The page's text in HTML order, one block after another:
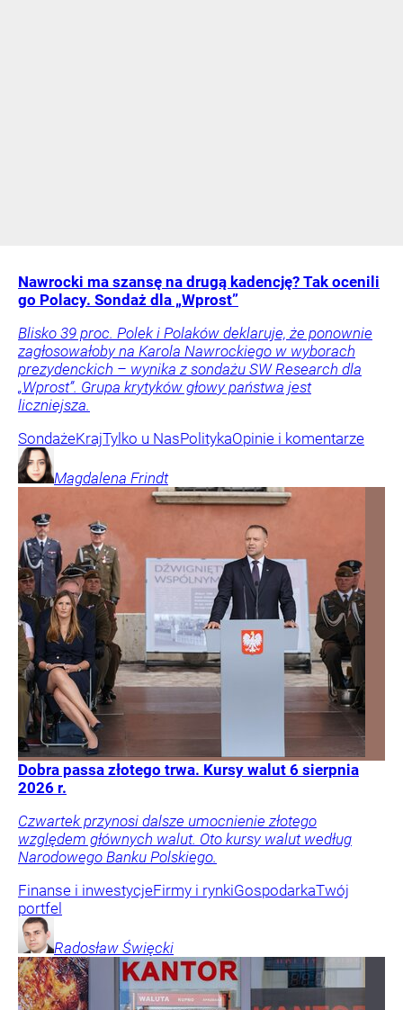
Nawrocki ma szansę na drugą kadencję? Tak ocenili
go Polacy. Sondaż dla „Wprost”
Blisko 39 proc. Polek i Polaków deklaruje, że ponownie
zagłosowałoby na Karola Nawrockiego w wyborach
prezydenckich – wynika z sondażu SW Research dla
„Wprost”. Grupa krytyków głowy państwa jest
liczniejsza.
SondażeKrajTylko u NasPolitykaOpinie i komentarze
Magdalena Frindt
Dobra passa złotego trwa. Kursy walut 6 sierpnia
2026 r.
Czwartek przynosi dalsze umocnienie złotego
względem głównych walut. Oto kursy walut według
Narodowego Banku Polskiego.
Finanse i inwestycjeFirmy i rynkiGospodarkaTwój
portfel
Radosław Święcki